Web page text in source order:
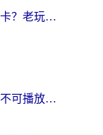
在国外打猫和老鼠怎么才能不卡？老玩家亲测的终极加速指南
在国外看世界杯直播当前地区不可播放？海外党必看的回国加速全攻略